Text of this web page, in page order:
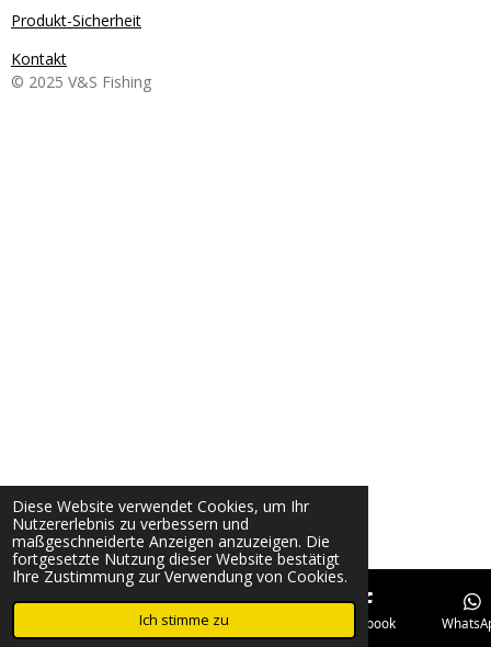
Diese Website verwendet Cookies, um Ihr
Nutzererlebnis zu verbessern und
maßgeschneiderte Anzeigen anzuzeigen. Die
fortgesetzte Nutzung dieser Website bestätigt
Ihre Zustimmung zur Verwendung von Cookies.
Ich stimme zu
Produkt-Sicherheit
Kontakt
© 2025 V&S Fishing
Telefon Facebook